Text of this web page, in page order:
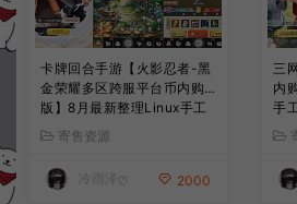
卡牌回合手游【火影忍者-黑
金荣耀多区跨服平台币内购
版】8月最新整理Linux手工
服务端+CDK授权后台+安卓
+详细搭建教程+视频教程
寄售资源
冷雨泽ღ 2000
三
内
手
授
+